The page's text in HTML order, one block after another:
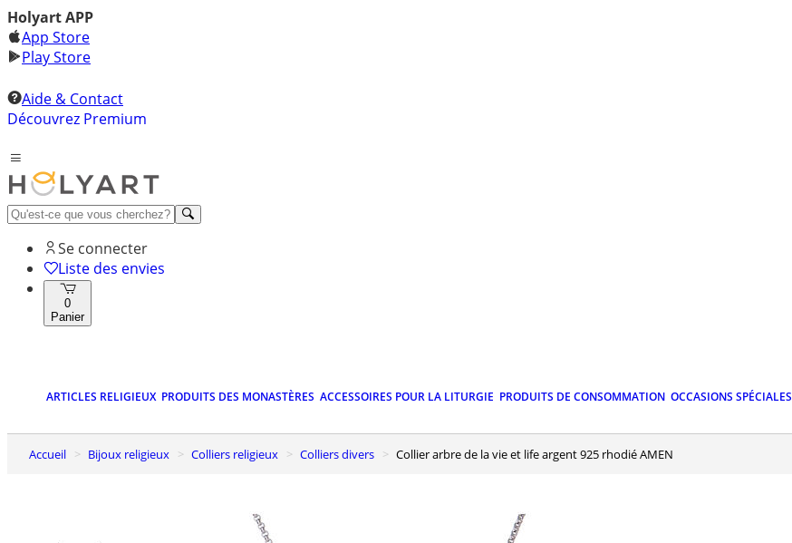
Holyart APP
App Store
Play Store
Aide & Contact
Découvrez Premium
Se connecter
Liste des envies
0
Panier
ARTICLES RELIGIEUX PRODUITS DES MONASTÈRES ACCESSOIRES POUR LA LITURGIE PRODUITS DE CONSOMMATION OCCASIONS SPÉCIALES
Accueil Bijoux religieux Colliers religieux Colliers divers Collier arbre de la vie et life argent 925 rhodié AMEN